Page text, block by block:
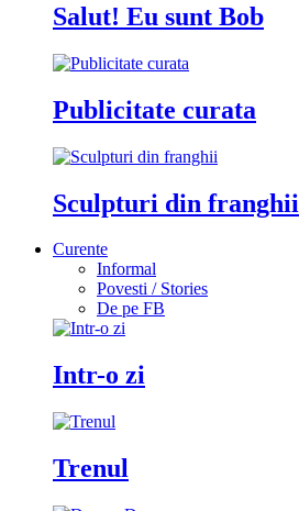
Salut! Eu sunt Bob
Publicitate curata
Sculpturi din franghii
Curente
Informal
Povesti / Stories
De pe FB
Intr-o zi
Trenul